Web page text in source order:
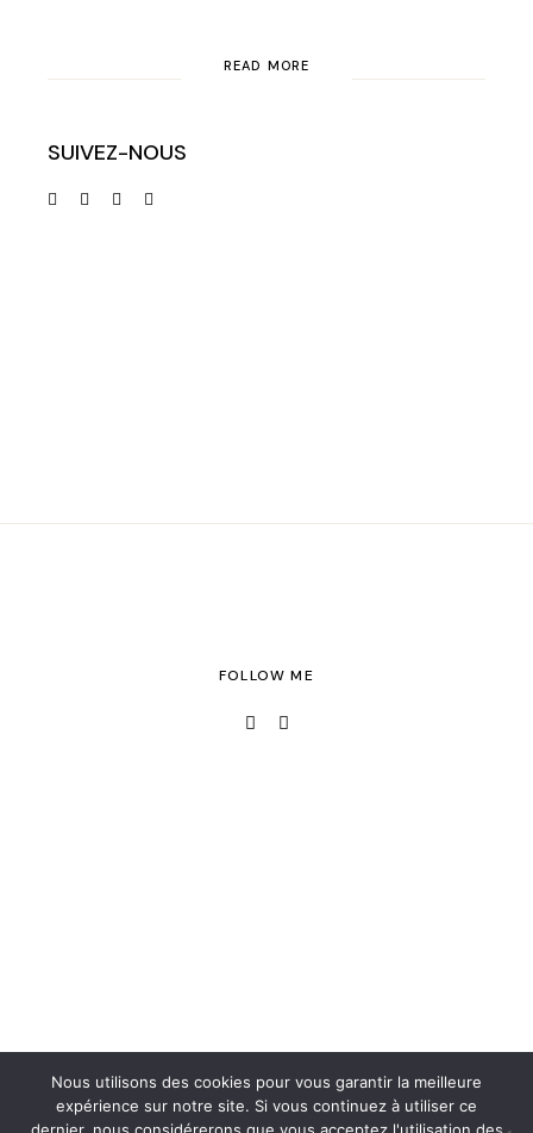
READ MORE
SUIVEZ-NOUS
FOLLOW ME
Nous utilisons des cookies pour vous garantir la meilleure
expérience sur notre site. Si vous continuez à utiliser ce